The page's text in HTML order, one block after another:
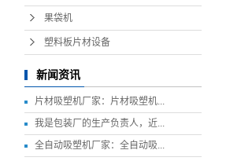
果袋机
塑料板片材设备
新闻资讯
片材吸塑机厂家：片材吸塑机...
我是包装厂的生产负责人，近...
全自动吸塑机厂家：全自动吸...